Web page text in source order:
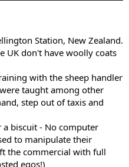
Station, New Zealand.
UK don't have woolly coats
with the sheep handler
taught among other
step out of taxis and
biscuit - No computer
to manipulate their
the commercial with full
egos!)